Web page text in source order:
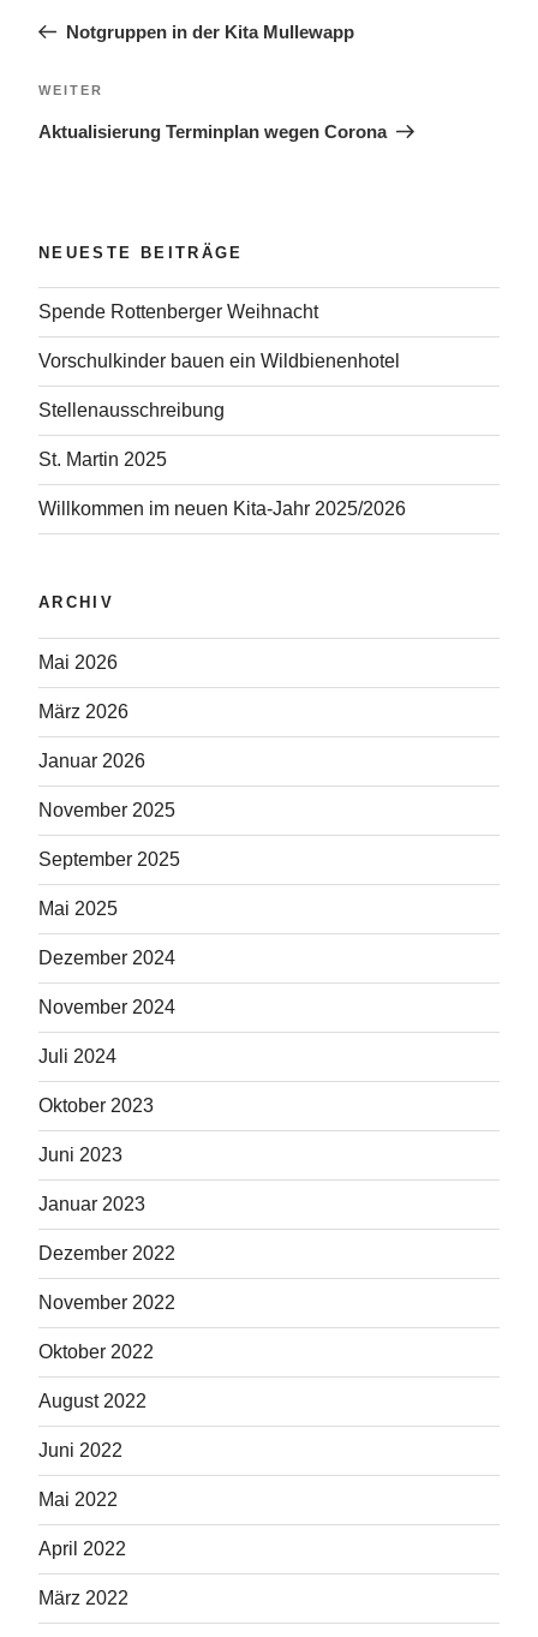
Notgruppen in der Kita Mullewapp
Nächster
WEITER
Aktualisierung Terminplan wegen Corona
NEUESTE BEITRÄGE
Spende Rottenberger Weihnacht
Vorschulkinder bauen ein Wildbienenhotel
Stellenausschreibung
St. Martin 2025
Willkommen im neuen Kita-Jahr 2025/2026
ARCHIV
Mai 2026
März 2026
Januar 2026
November 2025
September 2025
Mai 2025
Dezember 2024
November 2024
Juli 2024
Oktober 2023
Juni 2023
Januar 2023
Dezember 2022
November 2022
Oktober 2022
August 2022
Juni 2022
Mai 2022
April 2022
März 2022